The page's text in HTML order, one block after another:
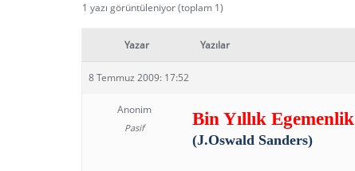
1 yazı görüntüleniyor (toplam 1)
Yazar Yazılar
8 Temmuz 2009: 17:52
Anonim
Pasif Bin Yıllık Egemenlik
(J.Oswald Sanders)